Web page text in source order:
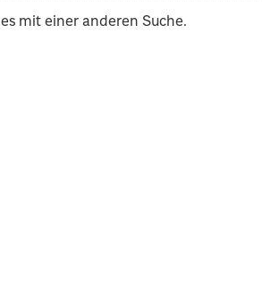
mit einer anderen Suche.